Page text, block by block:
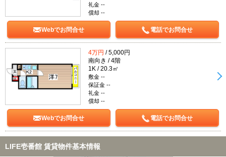
礼金 --
償却 --
Webでお問合せ 電話でお問合せ
4万円 / 5,000円
南向き / 4階
1K / 20.3㎡
敷金 --
保証金 --
礼金 --
償却 --
Webでお問合せ 電話でお問合せ
LIFE壱番館 賃貸物件基本情報